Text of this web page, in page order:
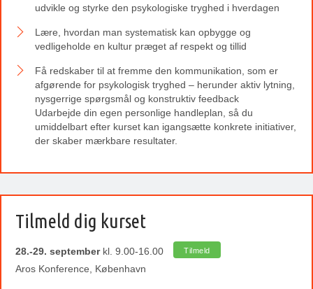
udvikle og styrke den psykologiske tryghed i hverdagen
Lære, hvordan man systematisk kan opbygge og
vedligeholde en kultur præget af respekt og tillid
Få redskaber til at fremme den kommunikation, som er
afgørende for psykologisk tryghed – herunder aktiv lytning,
nysgerrige spørgsmål og konstruktiv feedback
Udarbejde din egen personlige handleplan, så du
umiddelbart efter kurset kan igangsætte konkrete initiativer,
der skaber mærkbare resultater.
Tilmeld dig kurset
28.-29. septemberkl. 9.00-16.00 Tilmeld
Aros Konference, København